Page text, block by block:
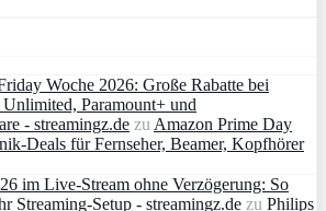
Woche 2026: Große Rabatte bei
Paramount+ und
- streamingz.de zuAmazon Prime Day
Deals für Fernseher, Beamer, Kopfhörer
im Live-Stream ohne Verzögerung: So
Streaming-Setup - streamingz.de zu Philips